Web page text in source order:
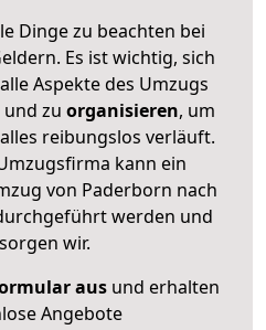
Dinge zu beachten bei
Es ist wichtig, sich
Aspekte des Umzugs
und zu organisieren, um
reibungslos verläuft.
kann ein
von Paderborn nach
werden und
wir.
ausund erhalten
Angebote